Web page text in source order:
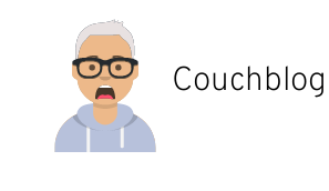
Couchblog